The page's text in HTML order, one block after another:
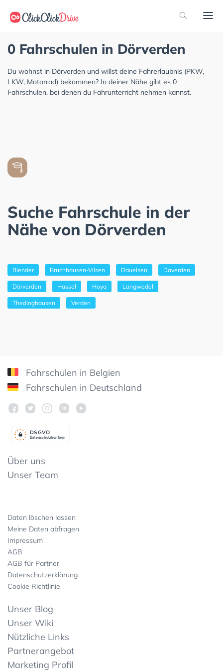
0 Fahrschulen in Dörverden
Du wohnst in Dörverden und willst deine Fahrerlaubnis (PKW,
LKW, Motorrad) bekommen? In deiner Nähe gibt es 0
Fahrschulen, bei denen du Fahrunterricht nehmen kannst.
Suche Fahrschule in der
Nähe von Dörverden
Blender Bruchhausen-Vilsen Dauelsen Daverden
Dörverden Hassel Hoya Langwedel
Thedinghausen Verden
Fahrschulen in Belgien
Fahrschulen in Deutschland
Datenschutzkonform
DSGVO
Über uns
Unser Team
Daten löschen lassen
Meine Daten abfragen
Impressum
AGB
AGB für Partner
Datenschutzerklärung
Cookie Richtlinie
Unser Blog
Unser Wiki
Nützliche Links
Partnerangebot
Marketing Profil